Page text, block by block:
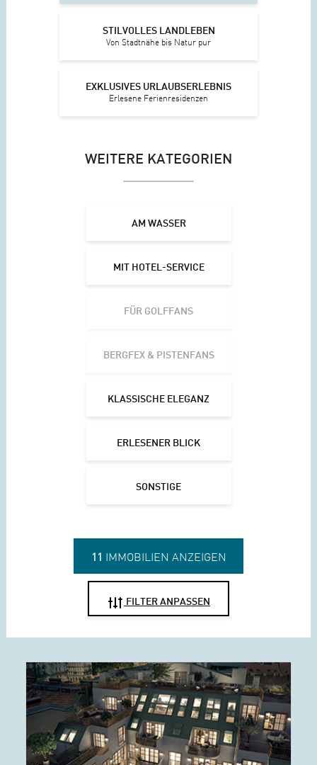
STILVOLLES LANDLEBEN
Von Stadtnähe bis Natur pur
EXKLUSIVES URLAUBSERLEBNIS
Erlesene Ferienresidenzen
WEITERE KATEGORIEN
AM WASSER
MIT HOTEL-SERVICE
FÜR GOLFFANS
BERGFEX & PISTENFANS
KLASSISCHE ELEGANZ
ERLESENER BLICK
SONSTIGE
11 IMMOBILIEN ANZEIGEN
FILTER ANPASSEN